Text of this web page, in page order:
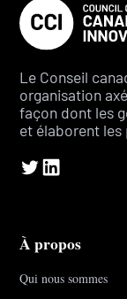
Le Conseil
organisation
façon dont les
et élaborent
À propos
Qui nous sommes